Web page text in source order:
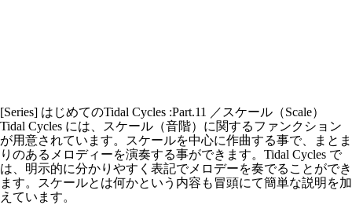
[Series] はじめてのTidal Cycles :Part.11 ／スケール（Scale）
Tidal Cycles には、スケール（音階）に関するファンクション
が用意されています。スケールを中心に作曲する事で、まとま
りのあるメロディーを演奏する事ができます。Tidal Cycles で
は、明示的に分かりやすく表記でメロデーを奏でることができ
ます。スケールとは何かという内容も冒頭にて簡単な説明を加
えています。